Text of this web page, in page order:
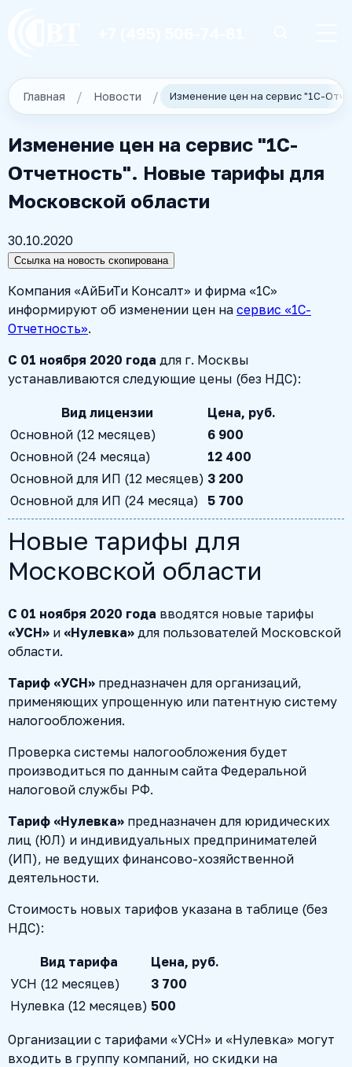
Главная Новости
Изменение цен на сервис "1С-
Отчетность". Новые тарифы для
Московской области
30.10.2020
Ссылка на новость скопирована
Компания «АйБиТи Консалт» и фирма «1С»
информируют об изменении цен на сервис «1С-
Отчетность».
С 01 ноября 2020 года для г. Москвы
устанавливаются следующие цены (без НДС):
Вид лицензии
Цена, руб.
Основной (12 месяцев)
6 900
Основной (24 месяца)
12 400
Основной для ИП (12 месяцев) 3 200
Основной для ИП (24 месяца)
5 700
Новые тарифы для
Московской области
С 01 ноября 2020 года вводятся новые тарифы
«УСН» и «Нулевка» для пользователей Московской
области.
Тариф «УСН» предназначен для организаций,
применяющих упрощенную или патентную систему
налогообложения.
Проверка системы налогообложения будет
производиться по данным сайта Федеральной
налоговой службы РФ.
Тариф «Нулевка» предназначен для юридических
лиц (ЮЛ) и индивидуальных предпринимателей
(ИП), не ведущих финансово-хозяйственной
деятельности.
Стоимость новых тарифов указана в таблице (без
НДС):
Вид тарифа
Цена, руб.
УСН (12 месяцев)
3 700
Нулевка (12 месяцев) 500
Организации с тарифами «УСН» и «Нулевка» могут
входить в группу компаний, но скидки на